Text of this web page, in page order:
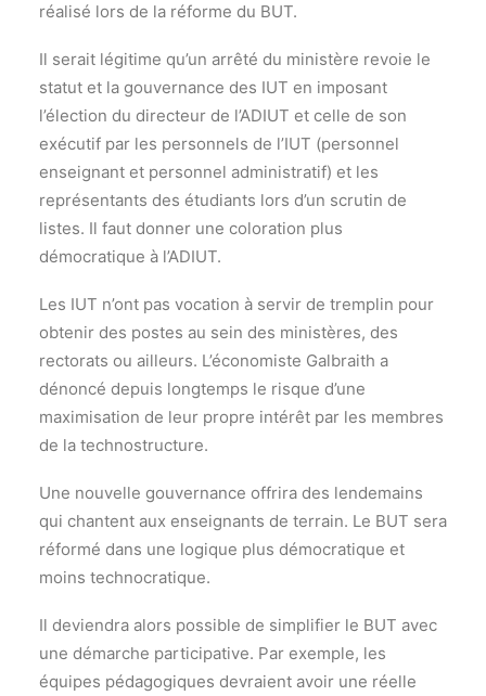
réalisé lors de la réforme du BUT.
Il serait légitime qu’un arrêté du ministère revoie le
statut et la gouvernance des IUT en imposant
l’élection du directeur de l’ADIUT et celle de son
exécutif par les personnels de l’IUT (personnel
enseignant et personnel administratif) et les
représentants des étudiants lors d’un scrutin de
listes. Il faut donner une coloration plus
démocratique à l’ADIUT.
Les IUT n’ont pas vocation à servir de tremplin pour
obtenir des postes au sein des ministères, des
rectorats ou ailleurs. L’économiste Galbraith a
dénoncé depuis longtemps le risque d’une
maximisation de leur propre intérêt par les membres
de la technostructure.
Une nouvelle gouvernance offrira des lendemains
qui chantent aux enseignants de terrain. Le BUT sera
réformé dans une logique plus démocratique et
moins technocratique.
Il deviendra alors possible de simplifier le BUT avec
une démarche participative. Par exemple, les
équipes pédagogiques devraient avoir une réelle